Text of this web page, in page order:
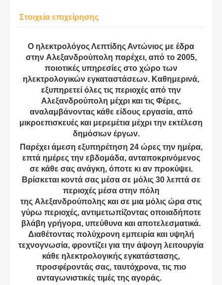
Στοιχεία επιχείρησης
Ο ηλεκτρολόγος Λεπτίδης Αντώνιος με έδρα
στην Αλεξανδρούπολη παρέχει, από το 2005,
ποιοτικές υπηρεσίες στο χώρο των
ηλεκτρολογικών εγκαταστάσεων. Καθημερινά,
εξυπηρετεί όλες τις περιοχές από την
Αλεξανδρούπολη μέχρι και τις Φέρες,
αναλαμβάνοντας κάθε είδους εργασία, από
μικροεπισκευές και μερεμέτια μέχρι την εκτέλεση
δημόσιων έργων.
Παρέχει άμεση εξυπηρέτηση 24 ώρες την ημέρα,
επτά ημέρες την εβδομάδα, ανταποκρινόμενος
σε κάθε σας ανάγκη, όποτε κι αν προκύψει.
Βρίσκεται κοντά σας μέσα σε μόλις 30 λεπτά σε
περιοχές μέσα στην πόλη
της Αλεξανδρούπολης και σε μια μόλις ώρα στις
γύρω περιοχές, αντιμετωπίζοντας οποιαδήποτε
βλάβη γρήγορα, υπεύθυνα και αποτελεσματικά.
Διαθέτοντας πολύχρονη εμπειρία και υψηλή
τεχνογνωσία, φροντίζει για την άψογη λειτουργία
κάθε ηλεκτρολογικής εγκατάστασης,
προσφέροντάς σας, ταυτόχρονα, τις πιο
ανταγωνιστικές τιμές της αγοράς.